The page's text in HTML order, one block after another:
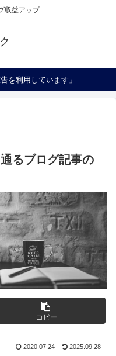
収益アップ
を利用しています」
るブログ記事の
コピー
2020.07.24 2025.09.28